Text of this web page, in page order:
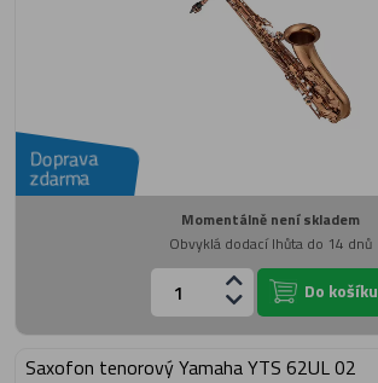
Doprava
zdarma
Momentálně není skladem
Obvyklá dodací lhůta do 14 dnů
Do košíku
Saxofon tenorový Yamaha YTS 62UL 02